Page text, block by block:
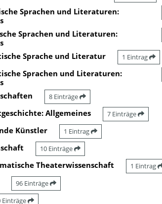
Sprachen und Literaturen:
Sprachen und Literaturen:
Sprache und Literatur 1 Eintrag
Sprachen und Literaturen:
8 Einträge
Allgemeines 7 Einträge
Künstler 1 Eintrag
10 Einträge
Theaterwissenschaft 1 Eintrag
96 Einträge
Einträge